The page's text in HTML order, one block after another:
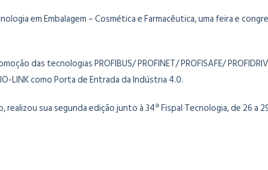
em Embalagem – Cosmética e Farmacêutica, uma feira e
das tecnologias PROFIBUS/ PROFINET/ PROFISAFE/
LINK como Porta de Entrada da Indústria 4.0.
realizou sua segunda edição junto à 34ª Fispal Tecnologia, de 26